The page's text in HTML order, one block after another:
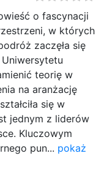
o fascynacji
w których
zaczęła się
teorię w
na aranżację
się w
jednym z liderów
Kluczowym
pun... pokaż